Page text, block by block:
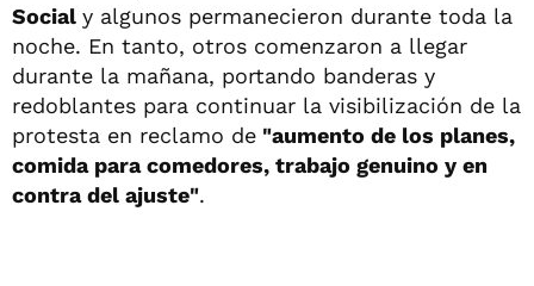
Social y algunos permanecieron durante toda la
noche. En tanto, otros comenzaron a llegar
durante la mañana, portando banderas y
redoblantes para continuar la visibilización de la
protesta en reclamo de "aumento de los planes,
comida para comedores, trabajo genuino y en
contra del ajuste".